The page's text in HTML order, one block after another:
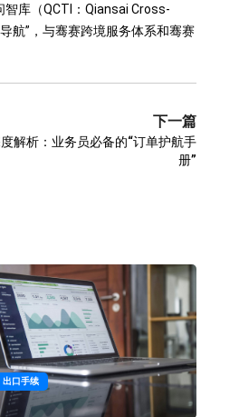
库（QCTI：Qiansai Cross-
航”，与骞赛跨境服务体系和骞赛
下一篇
解析：业务员必备的“订单护航手
册”
出口手续